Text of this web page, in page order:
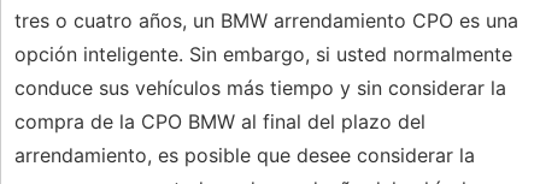
tres o cuatro años, un BMW arrendamiento CPO es una
opción inteligente. Sin embargo, si usted normalmente
conduce sus vehículos más tiempo y sin considerar la
compra de la CPO BMW al final del plazo del
arrendamiento, es posible que desee considerar la